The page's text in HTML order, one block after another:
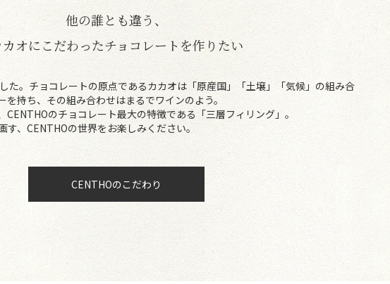
他の誰とも違う、
カオにこだわったチョコレートを作りたい
た。チョコレートの原点であるカカオは「原産国」「土壌」「気候」の組み合
持ち、その組み合わせはまるでワインのよう。
CENTHOのチョコレート最大の特徴である「三層フィリング」。
、CENTHOの世界をお楽しみください。
CENTHOのこだわり